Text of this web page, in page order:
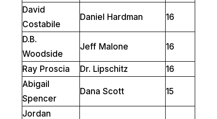
David
Costabile
Daniel Hardman 16
D.B.
Woodside
Jeff Malone 16
Ray Proscia Dr. Lipschitz
16
Abigail
Spencer
Dana Scott 15
Jordan